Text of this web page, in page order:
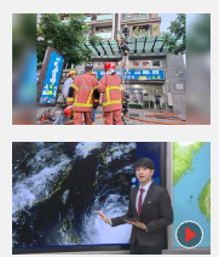
{PLAYICON}